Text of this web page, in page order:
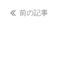
前の記事